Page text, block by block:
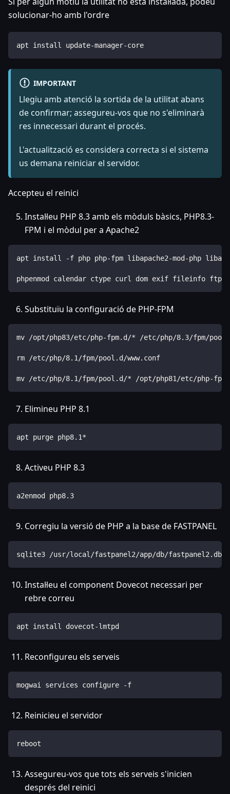
solucionar-ho amb l'ordre
apt install update-manager-core
IMPORTANT
Llegiu amb atenció la sortida de la utilitat abans
de confirmar; assegureu-vos que no s'eliminarà
res innecessari durant el procés.
L'actualització es considera correcta si el sistema
us demana reiniciar el servidor.
Accepteu el reinici
Instal·leu PHP 8.3 amb els mòduls bàsics, PHP8.3-
FPM i el mòdul per a Apache2
apt install -f php php-fpm libapache2-mod-php
phpenmod calendar ctype curl dom exif fileinfo ftp
Substituïu la configuració de PHP-FPM
mv /opt/php83/etc/php-fpm.d/* /etc/php/8.3/fpm/
rm /etc/php/8.1/fpm/pool.d/www.conf
mv /etc/php/8.1/fpm/pool.d/* /opt/php81/etc/php-
Elimineu PHP 8.1
apt purge php8.1*
Activeu PHP 8.3
a2enmod php8.3
Corregiu la versió de PHP a la base de FASTPANEL
sqlite3 /usr/local/fastpanel2/app/db/fastpanel2.db
Instal·leu el component Dovecot necessari per
rebre correu
apt install dovecot-lmtpd
Reconfigureu els serveis
mogwai services configure -f
Reinicieu el servidor
reboot
Assegureu-vos que tots els serveis s'inicien
després del reinici